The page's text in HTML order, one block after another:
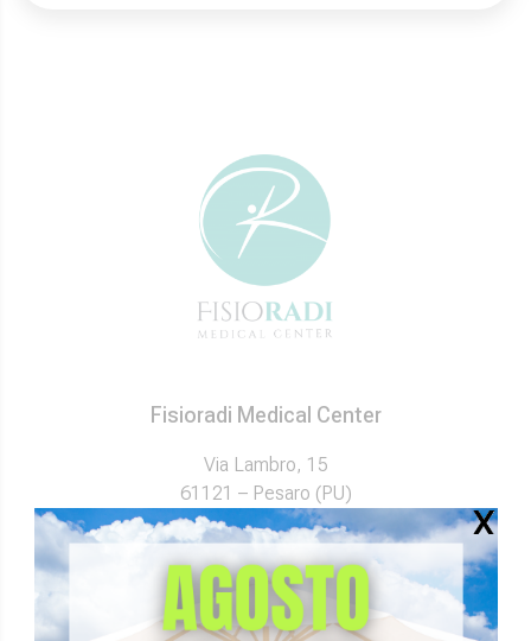
Fisioradi Medical Center
Via Lambro, 15
61121 – Pesaro (PU)
+39 0721 33958
segreteria@fisioradi.it
Fisioterapia Pesaro
Poliambulatorio Pesaro